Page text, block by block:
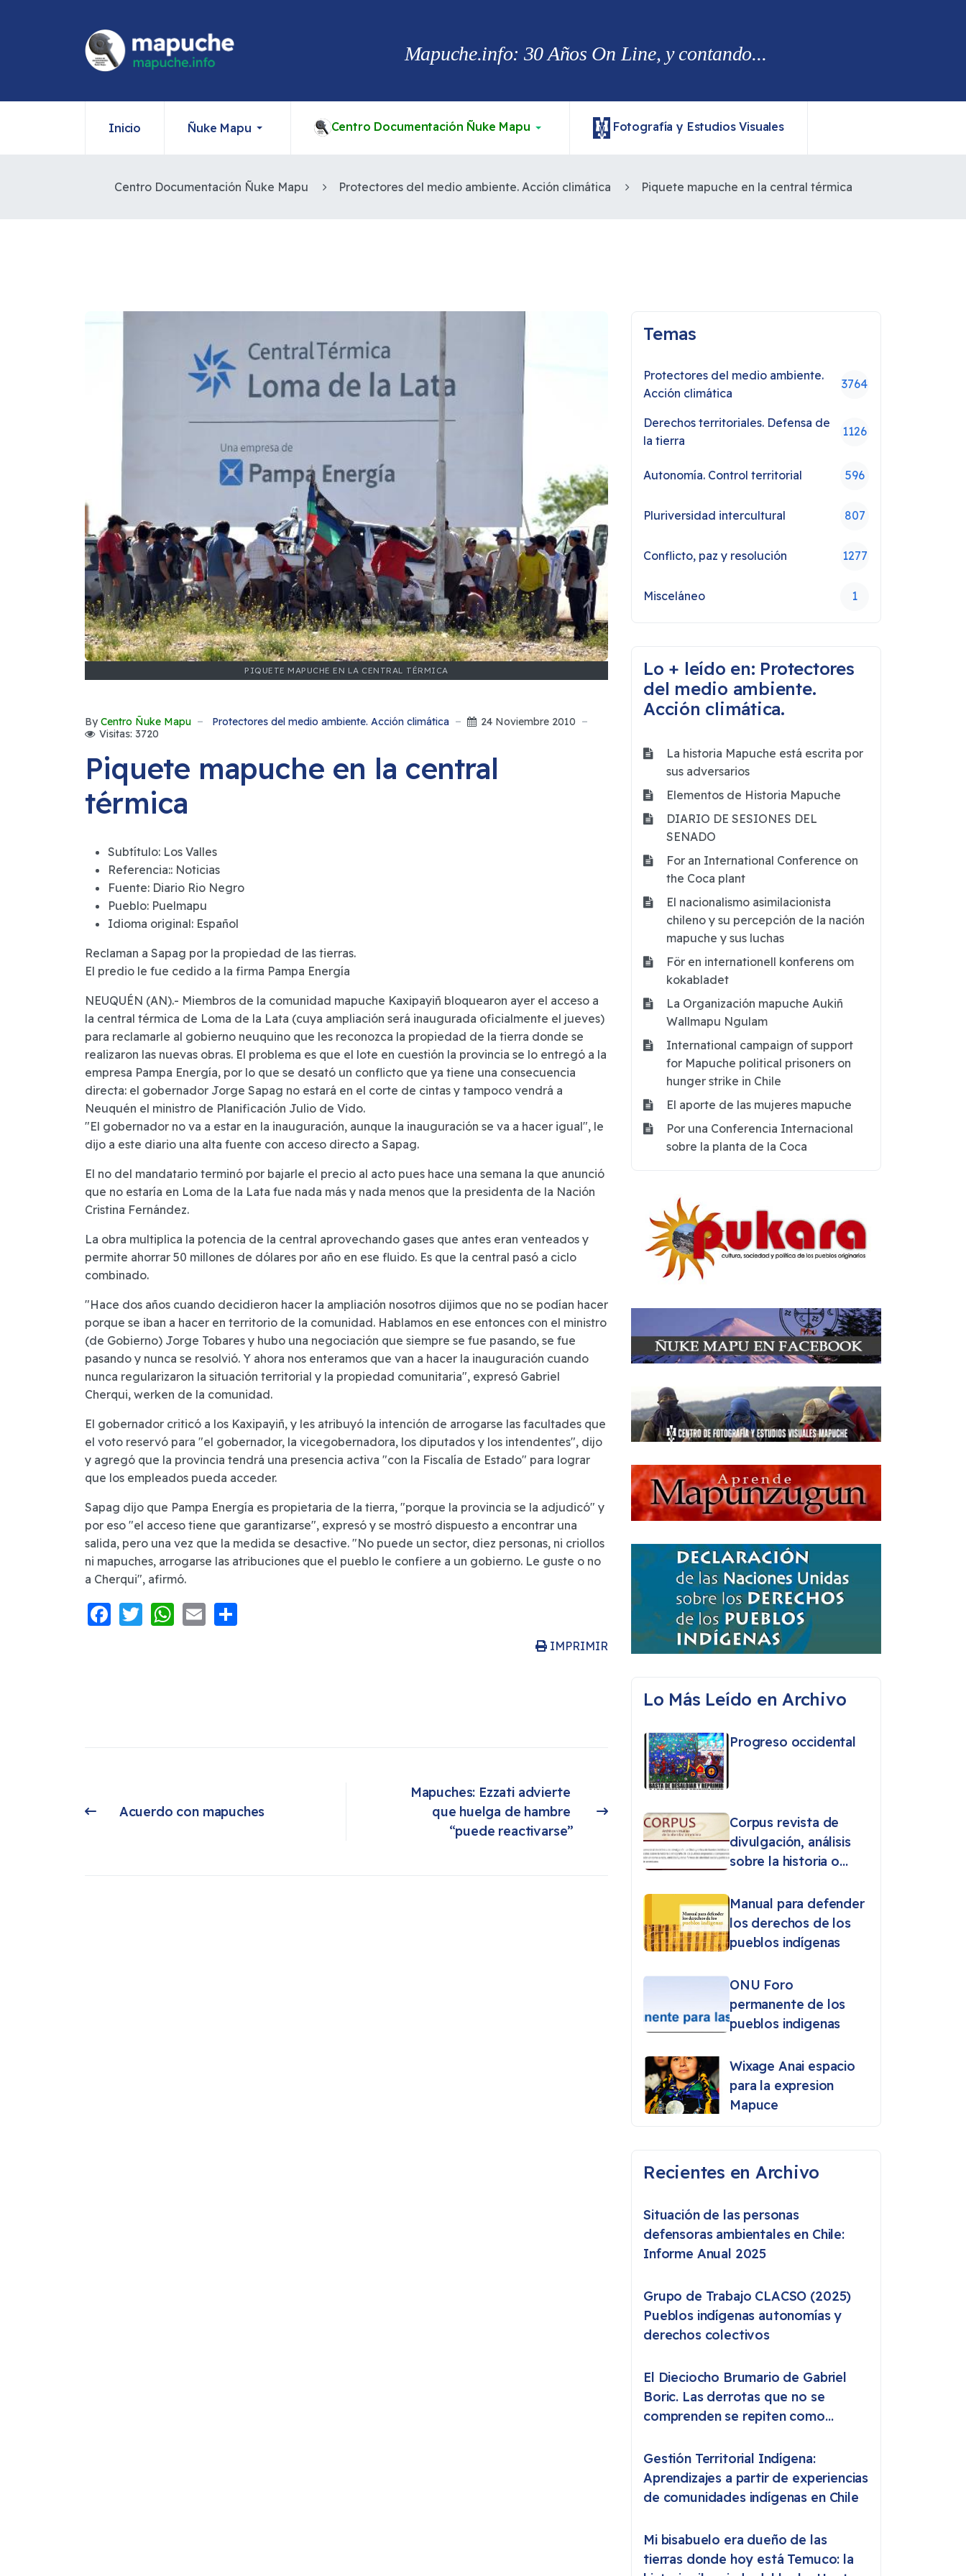
Mapuche.info: 30 Años On Line, y contando...
Inicio Ñuke Mapu Centro Documentación Ñuke Mapu Fotografía y Estudios Visuales
Centro Documentación Ñuke Mapu Protectores del medio ambiente. Acción climática Piquete mapuche en la central térmica
PIQUETE MAPUCHE EN LA CENTRAL TÉRMICA
By Centro Ñuke Mapu Protectores del medio ambiente. Acción climática
24 Noviembre 2010
Visitas: 3720
Piquete mapuche en la central
térmica
Subtítulo: Los Valles
Referencia:: Noticias
Fuente: Diario Rio Negro
Pueblo: Puelmapu
Idioma original: Español
Reclaman a Sapag por la propiedad de las tierras.
El predio le fue cedido a la firma Pampa Energía
NEUQUÉN (AN).- Miembros de la comunidad mapuche Kaxipayiñ bloquearon ayer el acceso a
la central térmica de Loma de la Lata (cuya ampliación será inaugurada oficialmente el jueves)
para reclamarle al gobierno neuquino que les reconozca la propiedad de la tierra donde se
realizaron las nuevas obras. El problema es que el lote en cuestión la provincia se lo entregó a la
empresa Pampa Energía, por lo que se desató un conflicto que ya tiene una consecuencia
directa: el gobernador Jorge Sapag no estará en el corte de cintas y tampoco vendrá a
Neuquén el ministro de Planificación Julio de Vido.
"El gobernador no va a estar en la inauguración, aunque la inauguración se va a hacer igual", le
dijo a este diario una alta fuente con acceso directo a Sapag.
El no del mandatario terminó por bajarle el precio al acto pues hace una semana la que anunció
que no estaría en Loma de la Lata fue nada más y nada menos que la presidenta de la Nación
Cristina Fernández.
La obra multiplica la potencia de la central aprovechando gases que antes eran venteados y
permite ahorrar 50 millones de dólares por año en ese fluido. Es que la central pasó a ciclo
combinado.
"Hace dos años cuando decidieron hacer la ampliación nosotros dijimos que no se podían hacer
porque se iban a hacer en territorio de la comunidad. Hablamos en ese entonces con el ministro
(de Gobierno) Jorge Tobares y hubo una negociación que siempre se fue pasando, se fue
pasando y nunca se resolvió. Y ahora nos enteramos que van a hacer la inauguración cuando
nunca regularizaron la situación territorial y la propiedad comunitaria", expresó Gabriel
Cherqui, werken de la comunidad.
El gobernador criticó a los Kaxipayiñ, y les atribuyó la intención de arrogarse las facultades que
el voto reservó para "el gobernador, la vicegobernadora, los diputados y los intendentes", dijo
y agregó que la provincia tendrá una presencia activa "con la Fiscalía de Estado" para lograr
que los empleados pueda acceder.
Sapag dijo que Pampa Energía es propietaria de la tierra, "porque la provincia se la adjudicó" y
por eso "el acceso tiene que garantizarse", expresó y se mostró dispuesto a encontrar una
salida, pero una vez que la medida se desactive. "No puede un sector, diez personas, ni criollos
ni mapuches, arrogarse las atribuciones que el pueblo le confiere a un gobierno. Le guste o no
a Cherqui", afirmó.
Facebook
Twitter
WhatsApp
Email
IMPRIMIR
Acuerdo con mapuches
Mapuches: Ezzati advierte
que huelga de hambre
“puede reactivarse”
Temas
Protectores del medio ambiente.
Acción climática
3764
Derechos territoriales. Defensa de
la tierra
1126
Autonomía. Control territorial 596
Pluriversidad intercultural 807
Conflicto, paz y resolución 1277
Misceláneo 1
Lo + leído en: Protectores
del medio ambiente.
Acción climática.
La historia Mapuche está escrita por
sus adversarios
Elementos de Historia Mapuche
DIARIO DE SESIONES DEL
SENADO
For an International Conference on
the Coca plant
El nacionalismo asimilacionista
chileno y su percepción de la nación
mapuche y sus luchas
För en internationell konferens om
kokabladet
La Organización mapuche Aukiñ
Wallmapu Ngulam
International campaign of support
for Mapuche political prisoners on
hunger strike in Chile
El aporte de las mujeres mapuche
Por una Conferencia Internacional
sobre la planta de la Coca
Lo Más Leído en Archivo
Progreso occidental
Corpus revista de
divulgación, análisis
sobre la historia o
pueblos originarios
Manual para defender
los derechos de los
pueblos indígenas
ONU Foro
permanente de los
pueblos indigenas
Wixage Anai espacio
para la expresion
Mapuce
Recientes en Archivo
Situación de las personas
defensoras ambientales en Chile:
Informe Anual 2025
Grupo de Trabajo CLACSO (2025)
Pueblos indígenas autonomías y
derechos colectivos
El Dieciocho Brumario de Gabriel
Boric. Las derrotas que no se
comprenden se repiten como
Gestión Territorial Indígena:
Aprendizajes a partir de experiencias
de comunidades indígenas en Chile
Mi bisabuelo era dueño de las
tierras donde hoy está Temuco: la